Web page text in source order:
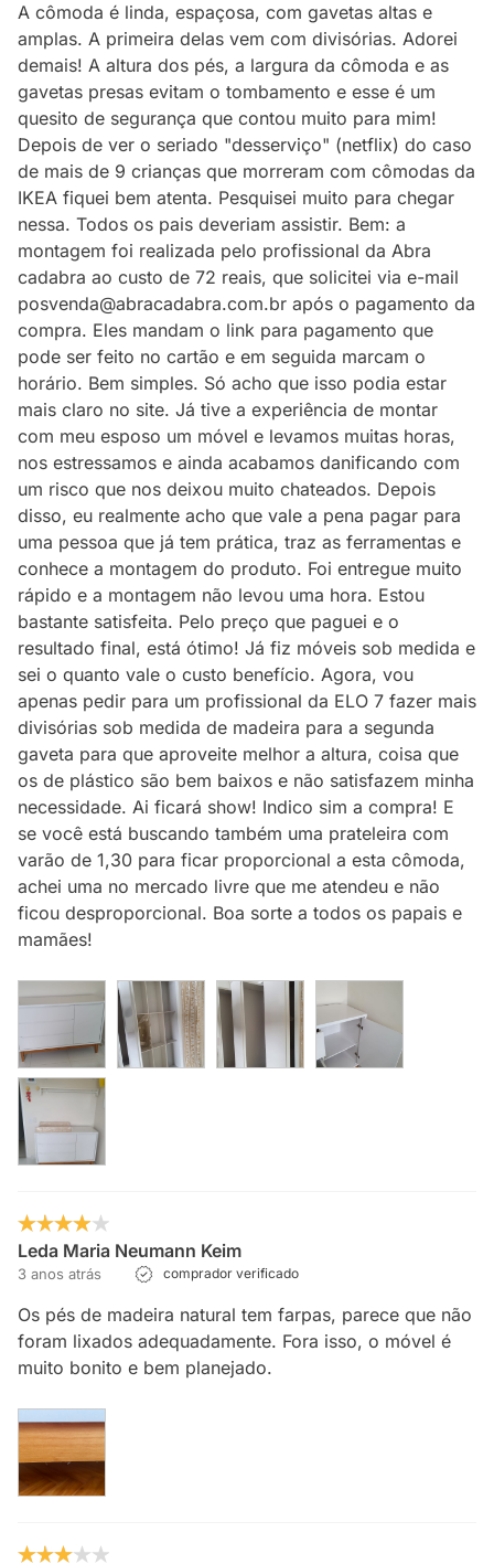
A cômoda é linda, espaçosa, com gavetas altas e
amplas. A primeira delas vem com divisórias. Adorei
demais! A altura dos pés, a largura da cômoda e as
gavetas presas evitam o tombamento e esse é um
quesito de segurança que contou muito para mim!
Depois de ver o seriado "desserviço" (netflix) do caso
de mais de 9 crianças que morreram com cômodas da
IKEA fiquei bem atenta. Pesquisei muito para chegar
nessa. Todos os pais deveriam assistir. Bem: a
montagem foi realizada pelo profissional da Abra
cadabra ao custo de 72 reais, que solicitei via e-mail
posvenda@abracadabra.com.br após o pagamento da
compra. Eles mandam o link para pagamento que
pode ser feito no cartão e em seguida marcam o
horário. Bem simples. Só acho que isso podia estar
mais claro no site. Já tive a experiência de montar
com meu esposo um móvel e levamos muitas horas,
nos estressamos e ainda acabamos danificando com
um risco que nos deixou muito chateados. Depois
disso, eu realmente acho que vale a pena pagar para
uma pessoa que já tem prática, traz as ferramentas e
conhece a montagem do produto. Foi entregue muito
rápido e a montagem não levou uma hora. Estou
bastante satisfeita. Pelo preço que paguei e o
resultado final, está ótimo! Já fiz móveis sob medida e
sei o quanto vale o custo benefício. Agora, vou
apenas pedir para um profissional da ELO 7 fazer mais
divisórias sob medida de madeira para a segunda
gaveta para que aproveite melhor a altura, coisa que
os de plástico são bem baixos e não satisfazem minha
necessidade. Ai ficará show! Indico sim a compra! E
se você está buscando também uma prateleira com
varão de 1,30 para ficar proporcional a esta cômoda,
achei uma no mercado livre que me atendeu e não
ficou desproporcional. Boa sorte a todos os papais e
mamães!
Leda Maria Neumann Keim
3 anos atrás comprador verificado
Os pés de madeira natural tem farpas, parece que não
foram lixados adequadamente. Fora isso, o móvel é
muito bonito e bem planejado.